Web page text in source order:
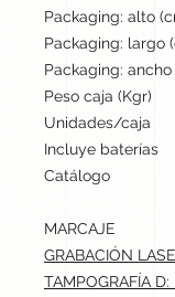
Packaging: alto
Packaging: largo
Packaging: ancho
Peso caja (Kgr)
Unidades/caja
Incluye baterías
Catálogo
MARCAJE
GRABACIÓN
TAMPOGRAFÍA